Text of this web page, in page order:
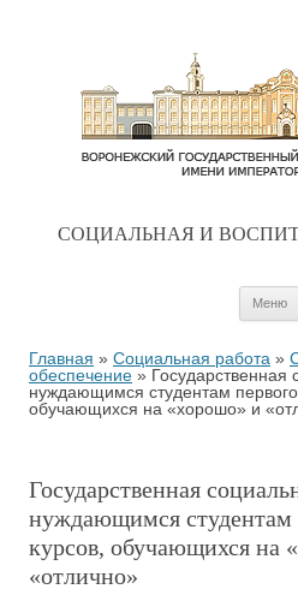
CОЦИАЛЬНАЯ И
Меню
Главная » Социальная работа »
обеспечение » Государственная
нуждающимся студентам первого
обучающихся на «хорошо» и
Государственная
нуждающимся студентам
курсов, обучающихся на
«отлично»